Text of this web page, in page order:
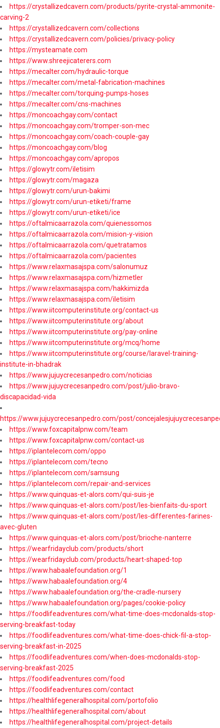
https://crystallizedcavern.com/products/pyrite-crystal-ammonite-
carving-2
https://crystallizedcavern.com/collections
https://crystallizedcavern.com/policies/privacy-policy
https://mysteamate.com
https://www.shreejicaterers.com
https://mecalter.com/hydraulic-torque
https://mecalter.com/metal-fabrication-machines
https://mecalter.com/torquing-pumps-hoses
https://mecalter.com/cns-machines
https://moncoachgay.com/contact
https://moncoachgay.com/tromper-son-mec
https://moncoachgay.com/coach-couple-gay
https://moncoachgay.com/blog
https://moncoachgay.com/apropos
https://glowytr.com/iletisim
https://glowytr.com/magaza
https://glowytr.com/urun-bakimi
https://glowytr.com/urun-etiketi/frame
https://glowytr.com/urun-etiketi/ice
https://oftalmicaarrazola.com/quienessomos
https://oftalmicaarrazola.com/mision-y-vision
https://oftalmicaarrazola.com/quetratamos
https://oftalmicaarrazola.com/pacientes
https://www.relaxmasajspa.com/salonumuz
https://www.relaxmasajspa.com/hizmetler
https://www.relaxmasajspa.com/hakkimizda
https://www.relaxmasajspa.com/iletisim
https://www.iitcomputerinstitute.org/contact-us
https://www.iitcomputerinstitute.org/about
https://www.iitcomputerinstitute.org/pay-online
https://www.iitcomputerinstitute.org/mcq/home
https://www.iitcomputerinstitute.org/course/laravel-training-
institute-in-bhadrak
https://www.jujuycrecesanpedro.com/noticias
https://www.jujuycrecesanpedro.com/post/julio-bravo-
discapacidad-vida
https://www.jujuycrecesanpedro.com/post/
https://www.foxcapitalpnw.com/team
https://www.foxcapitalpnw.com/contact-us
https://iplantelecom.com/oppo
https://iplantelecom.com/tecno
https://iplantelecom.com/samsung
https://iplantelecom.com/repair-and-services
https://www.quinquas-et-alors.com/qui-suis-je
https://www.quinquas-et-alors.com/post/les-bienfaits-du-sport
https://www.quinquas-et-alors.com/post/les-differentes-farines-
avec-gluten
https://www.quinquas-et-alors.com/post/brioche-nanterre
https://wearfridayclub.com/products/short
https://wearfridayclub.com/products/heart-shaped-top
https://www.habaalefoundation.org/1
https://www.habaalefoundation.org/4
https://www.habaalefoundation.org/the-cradle-nursery
https://www.habaalefoundation.org/pages/cookie-policy
https://foodlifeadventures.com/what-time-does-mcdonalds-stop-
serving-breakfast-today
https://foodlifeadventures.com/what-time-does-chick-fil-a-stop-
serving-breakfast-in-2025
https://foodlifeadventures.com/when-does-mcdonalds-stop-
serving-breakfast-2025
https://foodlifeadventures.com/food
https://foodlifeadventures.com/contact
https://healthlifegeneralhospital.com/portofolio
https://healthlifegeneralhospital.com/about
https://healthlifegeneralhospital.com/project-details